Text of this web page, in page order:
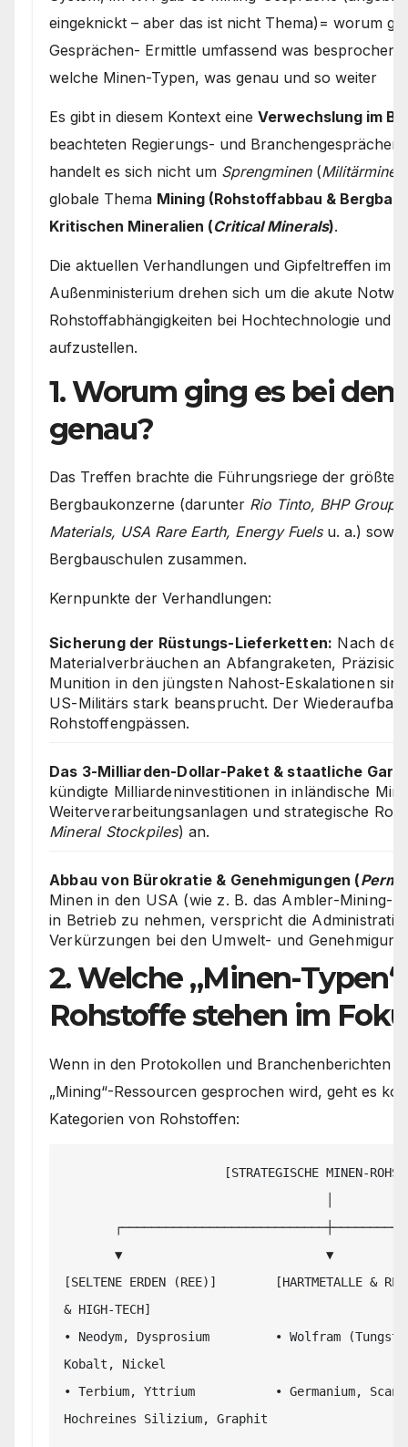
eingeknickt – aber das ist nicht Thema)= worum
Gesprächen- Ermittle umfassend was besprochen
welche Minen-Typen, was genau und so weiter
Es gibt in diesem Kontext eine Verwechslung im
beachteten Regierungs- und Branchengesprächen
handelt es sich nicht um Sprengminen(Militärminen
globale Thema Mining (Rohstoffabbau & Bergbau)
Kritischen Mineralien (Critical Minerals).
Die aktuellen Verhandlungen und Gipfeltreffen im
Außenministerium drehen sich um die akute
Rohstoffabhängigkeiten bei Hochtechnologie und
aufzustellen.
1. Worum ging es bei den
genau?
Das Treffen brachte die Führungsriege der
Bergbaukonzerne (darunter Rio Tinto, BHP
Materials, USA Rare Earth, Energy Fuelsu. a.)
Bergbauschulen zusammen.
Kernpunkte der Verhandlungen:
Sicherung der Rüstungs-Lieferketten: Nach
Materialverbräuchen an Abfangraketen,
Munition in den jüngsten Nahost-Eskalationen
US-Militärs stark beansprucht. Der
Rohstoffengpässen.
Das 3-Milliarden-Dollar-Paket & staatliche
kündigte Milliardeninvestitionen in inländische
Weiterverarbeitungsanlagen und strategische
Mineral Stockpiles) an.
Abbau von Bürokratie & Genehmigungen (
Minen in den USA (wie z. B. das Ambler-Mining-
in Betrieb zu nehmen, verspricht die
Verkürzungen bei den Umwelt- und
2. Welche „Minen-
Rohstoffe stehen im
Wenn in den Protokollen und Branchenberichten
„Mining“-Ressourcen gesprochen wird, geht es
Kategorien von Rohstoffen:
[SELTENE ERDEN (REE)]        [HARTMETALLE &
& HIGH-TECH]
• Neodym, Dysprosium         • Wolfram
Kobalt, Nickel
• Terbium, Yttrium           • Germanium,